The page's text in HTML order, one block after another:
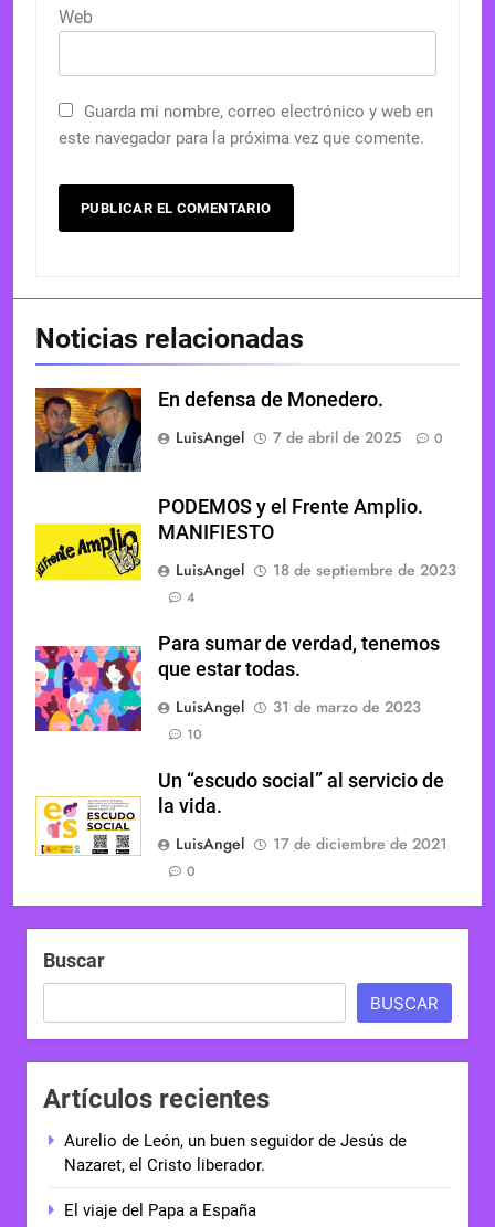
Web
Guarda mi nombre, correo electrónico y web en
este navegador para la próxima vez que comente.
Noticias relacionadas
En defensa de Monedero.
LuisAngel
7 de abril de 2025 0
PODEMOS y el Frente Amplio.
MANIFIESTO
LuisAngel
18 de septiembre de 2023
4
Para sumar de verdad, tenemos
que estar todas.
LuisAngel
31 de marzo de 2023
10
Un “escudo social” al servicio de
la vida.
LuisAngel
17 de diciembre de 2021
0
Buscar
BUSCAR
Artículos recientes
Aurelio de León, un buen seguidor de Jesús de
Nazaret, el Cristo liberador.
El viaje del Papa a España